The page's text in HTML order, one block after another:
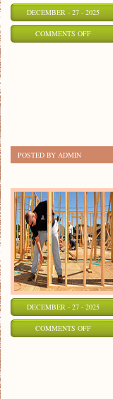
DECEMBER - 27 - 2025
COMMENTS OFFON
POSTED BY ADMIN
DECEMBER - 27 - 2025
COMMENTS OFFON